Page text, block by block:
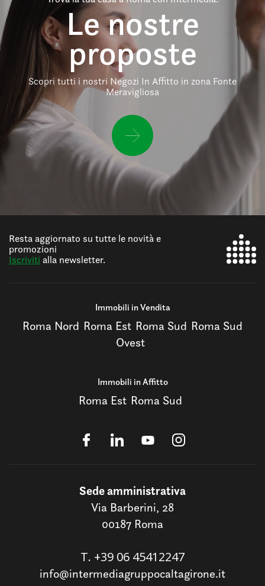
Le nostre
proposte
Scopri tutti i nostri Negozi In Affitto in zona Fonte
Meravigliosa
Resta aggiornato su tutte le novità e
promozioni
Iscriviti alla newsletter.
Immobili in Vendita
Roma Nord Roma Est Roma Sud Roma Sud
Ovest
Immobili in Affitto
Roma Est Roma Sud
Sede amministrativa
Via Barberini, 28
00187 Roma
T. +39 06 45412247
info@intermediagruppocaltagirone.it